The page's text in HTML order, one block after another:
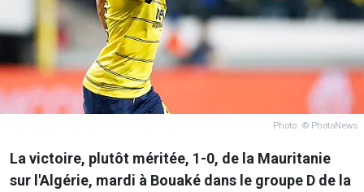
Photo: © PhotoNews
La victoire, plutôt méritée, 1-0, de la Mauritanie
sur l'Algérie, mardi à Bouaké dans le groupe D de la